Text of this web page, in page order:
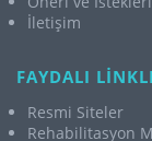
İletişim
FAYDALI
Resmi Siteler
Rehabilitasyon